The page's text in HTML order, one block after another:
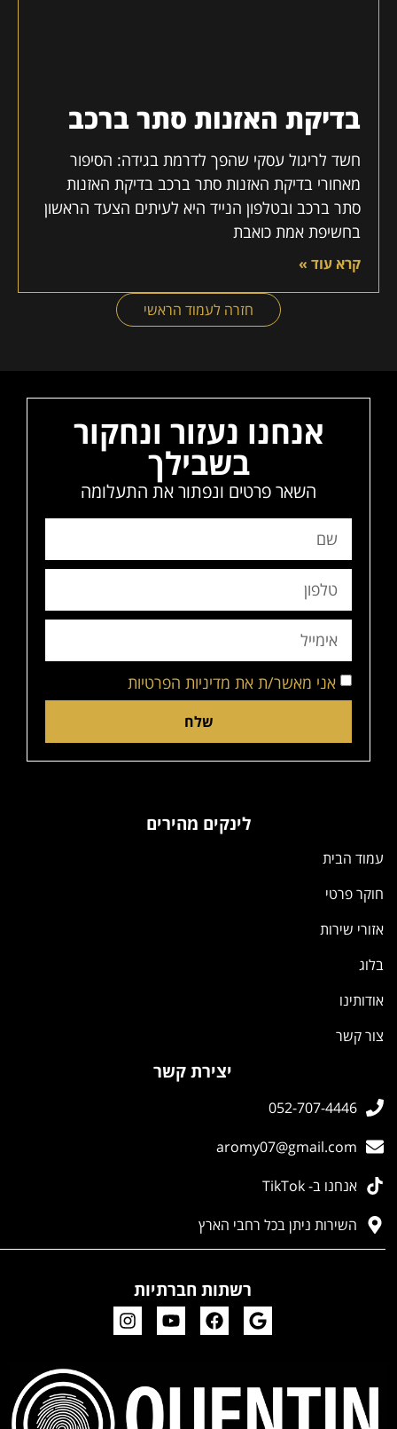
בדיקת האזנות סתר ברכב
חשד לריגול עסקי שהפך לדרמת בגידה: הסיפור
מאחורי בדיקת האזנות סתר ברכב בדיקת האזנות
סתר ברכב ובטלפון הנייד היא לעיתים הצעד הראשון
בחשיפת אמת כואבת
קרא עוד »
חזרה לעמוד הראשי
אנחנו נעזור ונחקור
בשבילך
השאר פרטים ונפתור את התעלומה
אני מאשר/ת את מדיניות הפרטיות
שלח
לינקים מהירים
עמוד הבית
חוקר פרטי
אזורי שירות
בלוג
אודותינו
צור קשר
יצירת קשר
052-707-4446
aromy07@gmail.com
אנחנו ב- TikTok
השירות ניתן בכל רחבי הארץ
רשתות חברתיות